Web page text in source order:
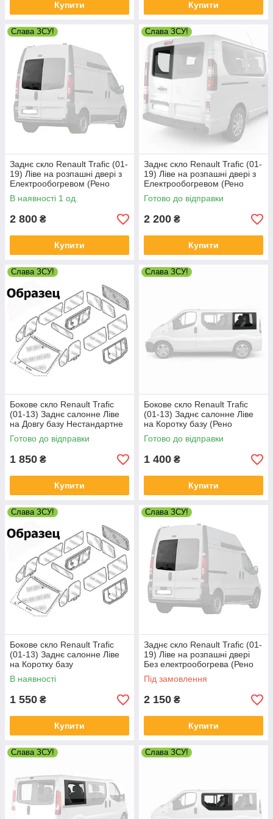
Купити Купити
Слава ЗСУ!
Заднє скло Renault Trafic (01-
19) Ліве на розпашні двері з
Електрообогревом (Рено
Трафік)
В наявності 1 од.
2 800 ₴
Купити
Слава ЗСУ!
Заднє скло Renault Trafic (01-
19) Ліве на розпашні двері з
Електрообогревом (Рено
Трафік)
Готово до відправки
2 200 ₴
Купити
Слава ЗСУ!
Бокове скло Renault Trafic
(01-13) Заднє салонне Ліве
на Довгу базу Нестандартне
Готово до відправки
1 850 ₴
Купити
Слава ЗСУ!
Бокове скло Renault Trafic
(01-13) Заднє салонне Ліве
на Коротку базу (Рено
Трафік)
Готово до відправки
1 400 ₴
Купити
Слава ЗСУ!
Бокове скло Renault Trafic
(01-13) Заднє салонне Ліве
на Коротку базу
Нестандартне
В наявності
1 550 ₴
Купити
Слава ЗСУ!
Заднє скло Renault Trafic (01-
19) Ліве на розпашні двері
Без електрообогрева (Рено
Трафік)
Під замовлення
2 150 ₴
Купити
Слава ЗСУ! Слава ЗСУ!